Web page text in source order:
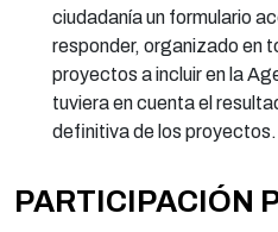
ciudadanía un formulario
responder, organizado en
proyectos a incluir en la
tuviera en cuenta el
definitiva de los proyectos.
PARTICIPACIÓN